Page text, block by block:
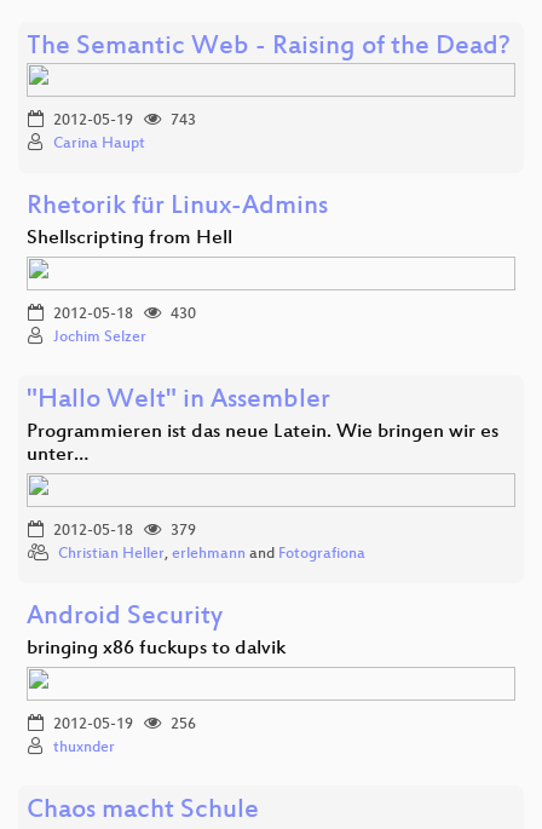
The Semantic Web - Raising of the Dead?
2012-05-19
743
Carina Haupt
Rhetorik für Linux-Admins
Shellscripting from Hell
2012-05-18
430
Jochim Selzer
"Hallo Welt" in Assembler
Programmieren ist das neue Latein. Wie bringen wir es
unter…
2012-05-18
379
Christian Heller, erlehmann and Fotografiona
Android Security
bringing x86 fuckups to dalvik
2012-05-19
256
thuxnder
Chaos macht Schule